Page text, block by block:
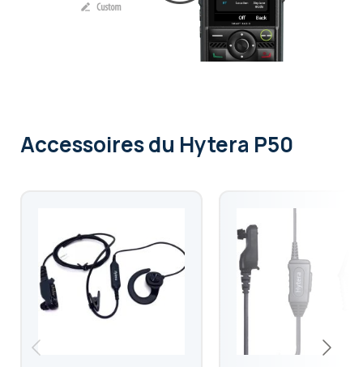
Accessoiresdu Hytera P50